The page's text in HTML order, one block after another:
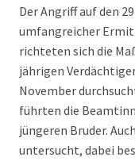
Der Angriff auf den
umfangreicher
richteten sich die
jährigen
November
führten die
jüngeren Bruder.
untersucht, dabei